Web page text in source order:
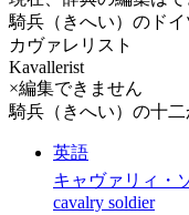
騎兵（きへい）のド
カヴァレリスト
Kavallerist
×編集できません
騎兵（きへい）の十
英語
キャヴァリィ・
cavalry soldier